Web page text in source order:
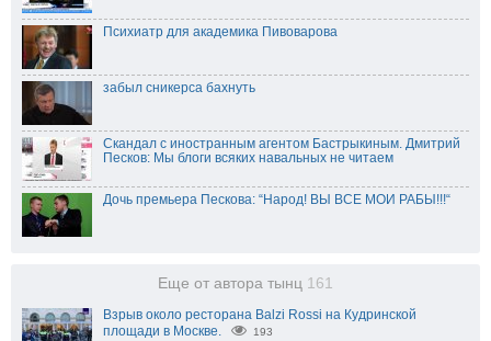
Психиатр для академика Пивоварова
забыл сникерса бахнуть
Скандал с иностранным агентом Бастрыкиным. Дмитрий
Песков: Мы блоги всяких навальных не читаем
Дочь премьера Пескова: “Народ! ВЫ ВСЕ МОИ РАБЫ!!!“
Еще от автора тынц 161
Взрыв около ресторана Balzi Rossi на Кудринской
площади в Москве.
193